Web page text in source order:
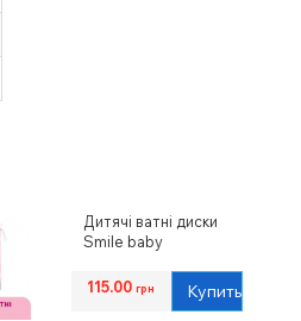
Дитячі ватні диски
Smile baby
115.00грн Купить